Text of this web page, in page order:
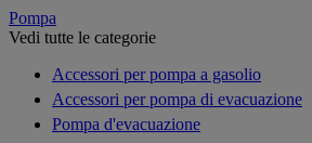
Pompa
Vedi tutte le categorie
Accessori per pompa a gasolio
Accessori per pompa di evacuazione
Pompa d'evacuazione